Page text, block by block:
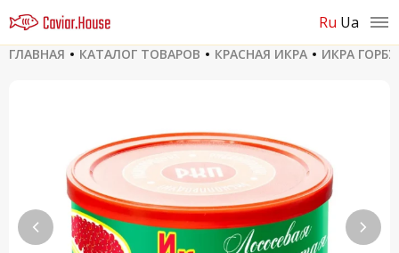
ru ua
ГЛАВНАЯ КАТАЛОГ ТОВАРОВ КРАСНАЯ ИКРА ИКРА